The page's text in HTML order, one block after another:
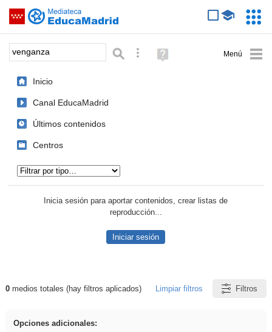
Saltar navegación
Palabra o frase: Búsqueda avanzada
Ayuda
(en
Inicio
Canal EducaMadrid
Últimos contenidos
Centros
Inicia sesión para aportar contenidos, crear listas de
reproducción...
Iniciar sesión
Resultados de: venganza
0medios totales (hay filtros aplicados) Limpiar filtros Filtros
Opciones adicionales: